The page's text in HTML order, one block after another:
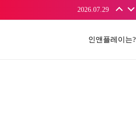
2026.07.29
인앤플레이는?